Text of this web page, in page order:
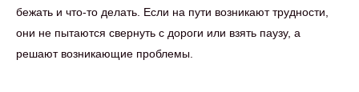
бежать и что-то делать. Если на пути возникают трудности,
они не пытаются свернуть с дороги или взять паузу, а
решают возникающие проблемы.